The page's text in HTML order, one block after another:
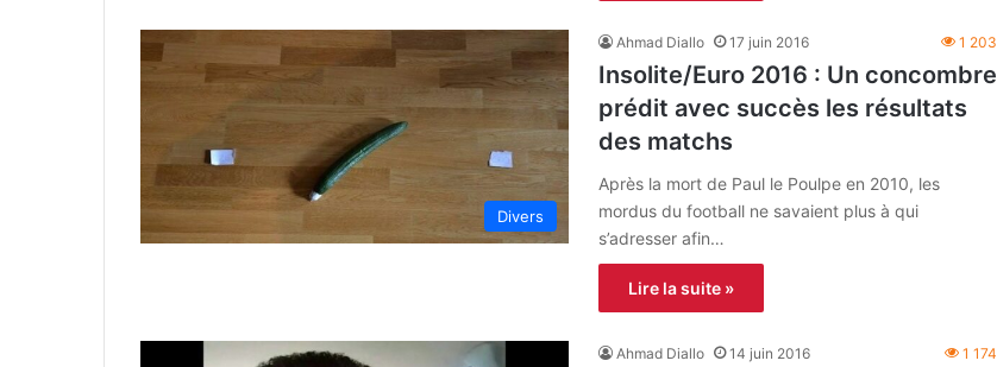
Divers
Ahmad Diallo 17 juin 2016 1 203
Insolite/Euro 2016 : Un concombre
prédit avec succès les résultats
des matchs
Après la mort de Paul le Poulpe en 2010, les
mordus du football ne savaient plus à qui
s’adresser afin…
Lire la suite »
Ahmad Diallo 14 juin 2016 1 174